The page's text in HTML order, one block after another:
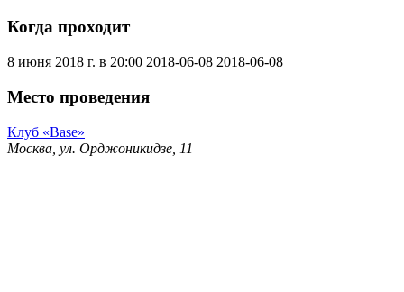
Когда проходит
8 июня 2018 г. в 20:00 2018-06-08 2018-06-08
Место проведения
Клуб «Base»
Москва, ул. Орджоникидзе, 11